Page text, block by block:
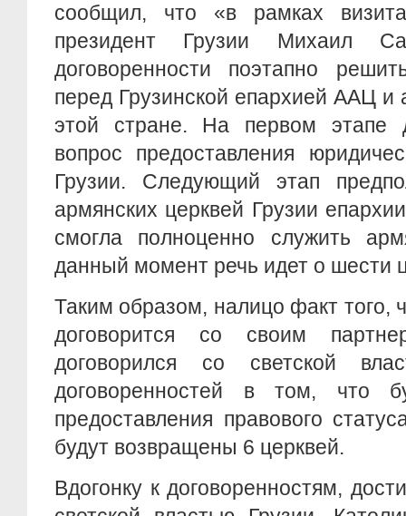
сообщил, что «в рамках
президент Грузии Михаил
договоренности поэтапно
перед Грузинской епархией ААЦ
этой стране. На первом этапе
вопрос предоставления
Грузии. Следующий этап
армянских церквей Грузии
смогла полноценно служить
данный момент речь идет о шести
Таким образом, налицо факт того,
договорится со своим
договорился со светской
договоренностей в том, что
предоставления правового
будут возвращены 6 церквей.
Вдогонку к договоренностям,